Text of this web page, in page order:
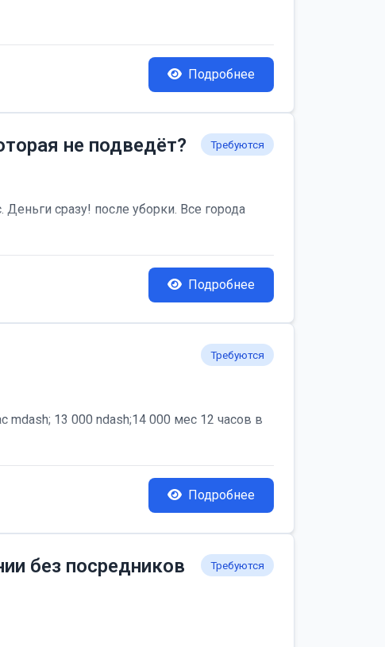
Подробнее
не подведёт? Требуются
сразу! после уборки. Все города
Подробнее
Требуются
13 000 ndash;14 000 мес 12 часов в
Подробнее
без посредников Требуются